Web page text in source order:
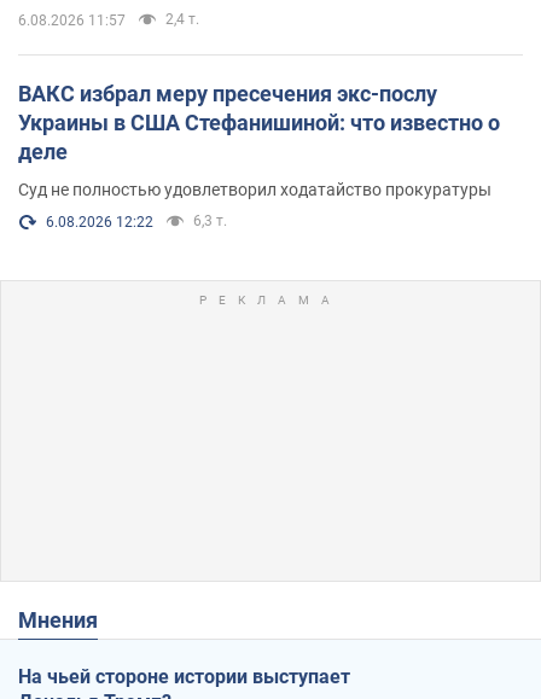
6.08.2026 11:57 2,4 т.
ВАКС избрал меру пресечения экс-послу
Украины в США Стефанишиной: что известно о
деле
Суд не полностью удовлетворил ходатайство прокуратуры
6.08.2026 12:22 6,3 т.
Мнения
На чьей стороне истории выступает